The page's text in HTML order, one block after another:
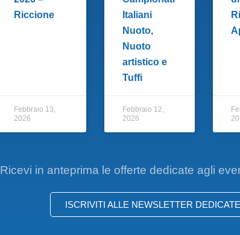
Riccione
Febbraio 13,
2026
Italiani
Nuoto,
Nuoto
artistico e
Tuffi
Febbraio 12,
2026
Ricevi in anteprima le offerte dedicate agli
ISCRIVITI ALLE NEWSLETTER